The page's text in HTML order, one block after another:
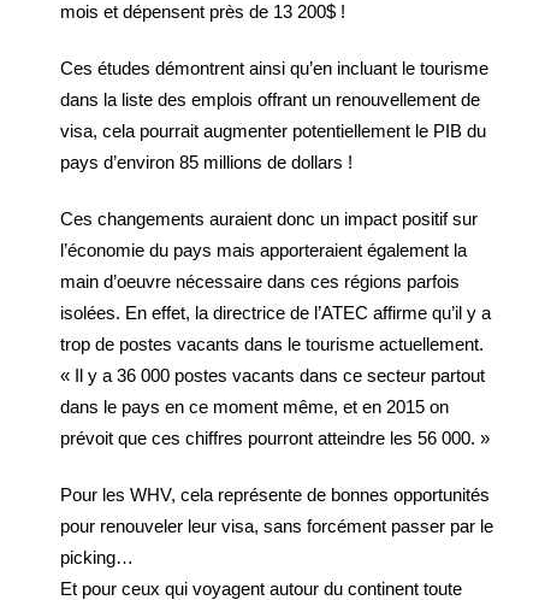
mois et dépensent près de 13 200$ !
Ces études démontrent ainsi qu’en incluant le tourisme
dans la liste des emplois offrant un renouvellement de
visa, cela pourrait augmenter potentiellement le PIB du
pays d’environ 85 millions de dollars !
Ces changements auraient donc un impact positif sur
l’économie du pays mais apporteraient également la
main d’oeuvre nécessaire dans ces régions parfois
isolées. En effet, la directrice de l’ATEC affirme qu’il y a
trop de postes vacants dans le tourisme actuellement.
« Il y a 36 000 postes vacants dans ce secteur partout
dans le pays en ce moment même, et en 2015 on
prévoit que ces chiffres pourront atteindre les 56 000. »
Pour les WHV, cela représente de bonnes opportunités
pour renouveler leur visa, sans forcément passer par le
picking…
Et pour ceux qui voyagent autour du continent toute